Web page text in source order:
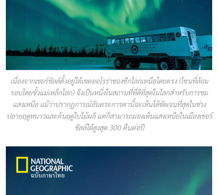
เนื่องจากเชอร์ชิลล์ตั้งอยู่ใต้เขตออโรร่าของซีกโลกเหนือโดยตรง (โซนที่ล้อม
รอบโดยขั้วแม่เหล็กโลก) จึงเป็นหนึ่งในสถานที่ที่ดีที่สุดในโลกสำหรับการชม
แสงเหนือ แม้ว่าปรากฎการณ์อันตระการตานี้จะเห็นได้ชัดเจนที่สุดในช่วง
ปลายฤดูหนาวและต้นฤดูใบไม้ผลิ แต่ก็สามารถมองเห็นแสงเหนือในเมืองเชอร์
ชิลล์ได้สูงสุด 300 คืนต่อปี